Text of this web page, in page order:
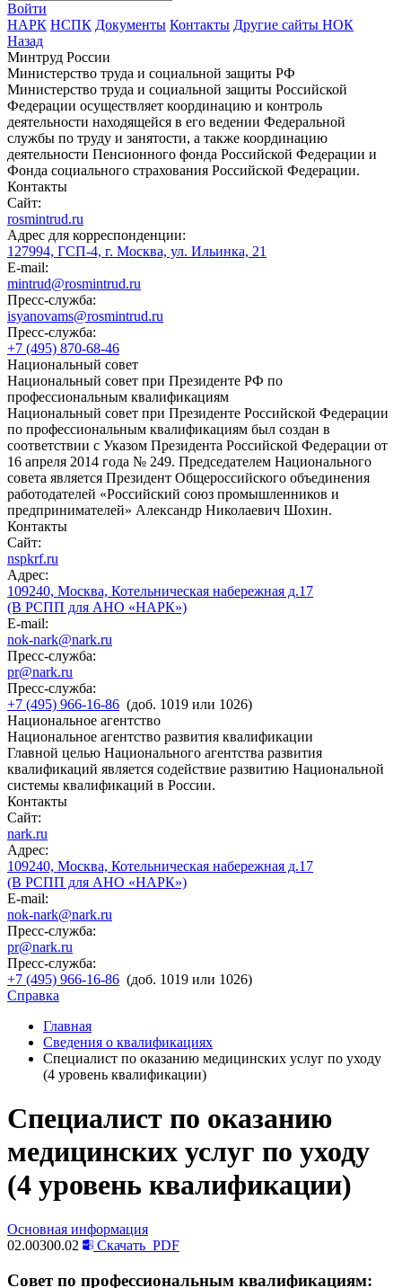
Войти
НАРК НСПК Документы Контакты Другие сайты НОК
Назад
Минтруд России
Министерство труда и социальной защиты РФ
Министерство труда и социальной защиты Российской
Федерации осуществляет координацию и контроль
деятельности находящейся в его ведении Федеральной
службы по труду и занятости, а также координацию
деятельности Пенсионного фонда Российской Федерации и
Фонда социального страхования Российской Федерации.
Контакты
Сайт:
rosmintrud.ru
Адрес для корреспонденции:
127994, ГСП-4, г. Москва, ул. Ильинка, 21
E-mail:
mintrud@rosmintrud.ru
Пресс-служба:
isyanovams@rosmintrud.ru
Пресс-служба:
+7 (495) 870-68-46
Национальный совет
Национальный совет при Президенте РФ по
профессиональным квалификациям
Национальный совет при Президенте Российской Федерации
по профессиональным квалификациям был создан в
соответствии с Указом Президента Российской Федерации от
16 апреля 2014 года № 249. Председателем Национального
совета является Президент Общероссийского объединения
работодателей «Российский союз промышленников и
предпринимателей» Александр Николаевич Шохин.
Контакты
Сайт:
nspkrf.ru
Адрес:
109240, Москва, Котельническая набережная д.17
(В РСПП для АНО «НАРК»)
E-mail:
nok-nark@nark.ru
Пресс-служба:
pr@nark.ru
Пресс-служба:
+7 (495) 966-16-86 (доб. 1019 или 1026)
Национальное агентство
Национальное агентство развития квалификации
Главной целью Национального агентства развития
квалификаций является содействие развитию Национальной
системы квалификаций в России.
Контакты
Сайт:
nark.ru
Адрес:
109240, Москва, Котельническая набережная д.17
(В РСПП для АНО «НАРК»)
E-mail:
nok-nark@nark.ru
Пресс-служба:
pr@nark.ru
Пресс-служба:
+7 (495) 966-16-86 (доб. 1019 или 1026)
Справка
Главная
Сведения о квалификациях
Специалист по оказанию медицинских услуг по уходу
(4 уровень квалификации)
Специалист по оказанию
медицинских услуг по уходу
(4 уровень квалификации)
Основная информация
02.00300.02
Скачать PDF
Совет по профессиональным квалификациям: